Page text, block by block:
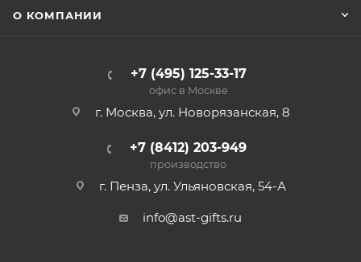
О КОМПАНИИ
+7 (495) 125-33-17
офис в Москве
г. Москва, ул. Новорязанская, 8
+7 (8412) 203-949
производство
г. Пенза, ул. Ульяновская, 54-А
info@ast-gifts.ru